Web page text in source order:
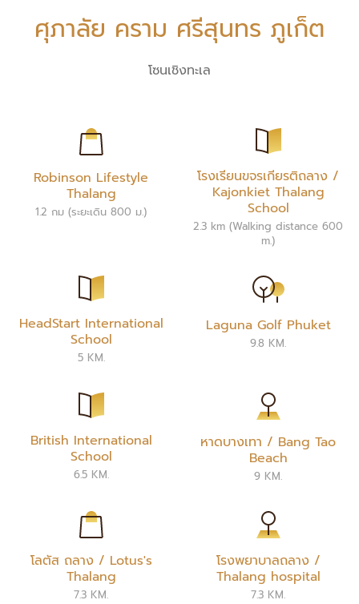
ศุภาลัย คราม ศรีสุนทร ภูเก็ต
โซนเชิงทะเล
Robinson Lifestyle
Thalang
1.2 กม (ระยะเดิน 800 ม.)
โรงเรียนขจรเกียรติถลาง /
Kajonkiet Thalang
School
2.3 km (Walking distance 600
m.)
HeadStart International
School
5 KM.
Laguna Golf Phuket
9.8 KM.
British International
School
6.5 KM.
หาดบางเทา / Bang Tao
Beach
9 KM.
โลตัส ถลาง / Lotus's
Thalang
7.3 KM.
โรงพยาบาลถลาง /
Thalang hospital
7.3 KM.